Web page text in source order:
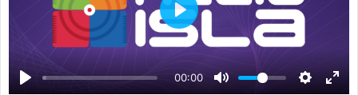
00:00
P
a
y